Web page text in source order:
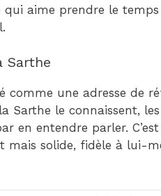
qui aime prendre le
Sarthe
comme une adresse de
Sarthe le connaissent,
en entendre parler.
solide, fidèle à lui-